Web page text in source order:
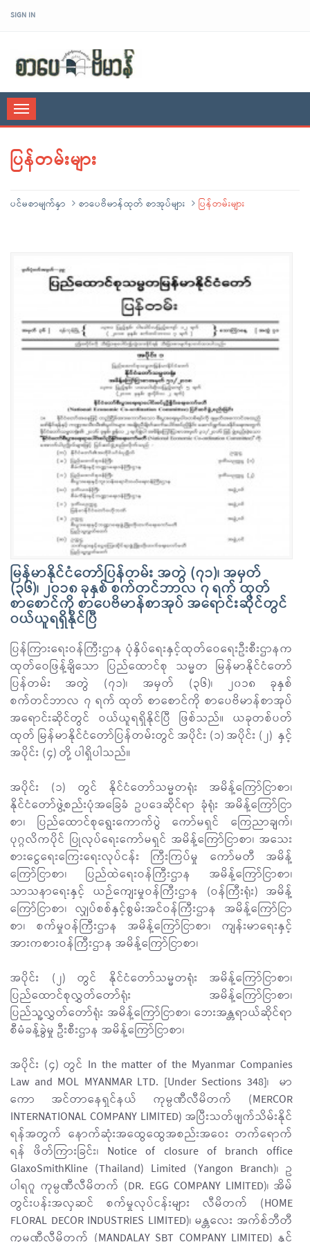
SIGN IN
Toggle
navigation
ပြန်တမ်းများ
ပင်မစာမျက်နှာ စာပေဗိမာန်ထုတ် စာအုပ်များ ပြန်တမ်းများ
မြန်မာနိုင်ငံတော်ပြန်တမ်း အတွဲ (၇၁)၊ အမှတ်
(၃၆)၊ ၂၀၁၈ ခုနှစ် စက်တင်ဘာလ ၇ ရက် ထုတ်
စာစောင်ကို စာပေဗိမာန်စာအုပ် အရောင်းဆိုင်တွင်
ဝယ်ယူရရှိနိုင်ပြီ
ပြန်ကြားရေးဝန်ကြီးဌာန ပုံနှိပ်ရေးနှင့်ထုတ်ဝေရေးဦးစီးဌာနက
ထုတ်ဝေဖြန့်ချိသော ပြည်ထောင်စု သမ္မတ မြန်မာနိုင်ငံတော်
ပြန်တမ်း အတွဲ (၇၁)၊ အမှတ် (၃၆)၊ ၂၀၁၈ ခုနှစ်
စက်တင်ဘာလ ၇ ရက် ထုတ် စာစောင်ကို စာပေဗိမာန်စာအုပ်
အရောင်းဆိုင်တွင် ဝယ်ယူရရှိနိုင်ပြီ ဖြစ်သည်။ ယခုတစ်ပတ်
ထုတ် မြန်မာနိုင်ငံတော်ပြန်တမ်းတွင် အပိုင်း (၁) အပိုင်း (၂) နှင့်
အပိုင်း (၄) တို့ ပါရှိပါသည်။
အပိုင်း (၁) တွင် နိုင်ငံတော်သမ္မတရုံး အမိန့်ကြော်ငြာစာ၊
နိုင်ငံတော်ဖွဲ့စည်းပုံအခြေခံ ဥပဒေဆိုင်ရာ ခုံရုံး အမိန့်ကြော်ငြာ
စာ၊ ပြည်ထောင်စုရွေးကောက်ပွဲ ကော်မရှင် ကြေညာချက်၊
ပုဂ္ဂလိကပိုင် ပြုလုပ်ရေးကော်မရှင် အမိန့်ကြော်ငြာစာ၊ အသေး
စားငွေရေးကြေးရေးလုပ်ငန်း ကြီးကြပ်မှု ကော်မတီ အမိန့်
ကြော်ငြာစာ၊ ပြည်ထဲရေးဝန်ကြီးဌာန အမိန့်ကြော်ငြာစာ၊
သာသနာရေးနှင့် ယဉ်ကျေးမှုဝန်ကြီးဌာန (ဝန်ကြီးရုံး) အမိန့်
ကြော်ငြာစာ၊ လျှပ်စစ်နှင့်စွမ်းအင်ဝန်ကြီးဌာန အမိန့်ကြော်ငြာ
စာ၊ စက်မှုဝန်ကြီးဌာန အမိန့်ကြော်ငြာစာ၊ ကျန်းမာရေးနှင့်
အားကစားဝန်ကြီးဌာန အမိန့်ကြော်ငြာစာ၊
အပိုင်း (၂) တွင် နိုင်ငံတော်သမ္မတရုံး အမိန့်ကြော်ငြာစာ၊
ပြည်ထောင်စုလွှတ်တော်ရုံး အမိန့်ကြော်ငြာစာ၊
ပြည်သူ့လွှတ်တော်ရုံး အမိန့်ကြော်ငြာစာ၊ ဘေးအန္တရာယ်ဆိုင်ရာ
စီမံခန့်ခွဲမှု ဦးစီးဌာန အမိန့်ကြော်ငြာစာ၊
အပိုင်း (၄) တွင် In the matter of the Myanmar Companies
Law and MOL MYANMAR LTD. [Under Sections 348]၊ မာ
ကော အင်တာနေရှင်နယ် ကုမ္ပဏီလီမိတက် (MERCOR
INTERNATIONAL COMPANY LIMITED) အပြီးသတ်ဖျက်သိမ်းနိုင်
ရန်အတွက် နောက်ဆုံးအထွေထွေအစည်းအဝေး တက်ရောက်
ရန် ဖိတ်ကြားခြင်း၊ Notice of closure of branch office
GlaxoSmithKline (Thailand) Limited (Yangon Branch)၊ ဥ
ပါရဂူ ကုမ္ပဏီလီမိတက် (DR. EGG COMPANY LIMITED)၊ အိမ်
တွင်းပန်းအလှဆင် စက်မှုလုပ်ငန်းများ လီမိတက် (HOME
FLORAL DECOR INDUSTRIES LIMITED)၊ မန္တလေး အက်စ်ဘီတီ
ကုမ္ပဏီလီမိတက် (MANDALAY SBT COMPANY LIMITED) နှင့်